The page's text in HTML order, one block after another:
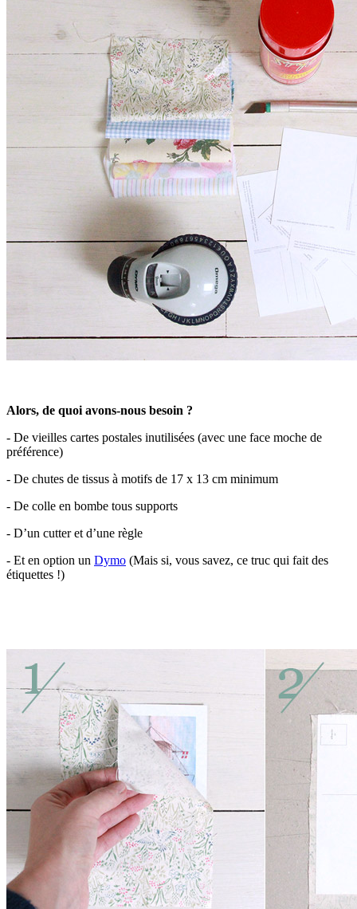
Alors, de quoi avons-nous besoin ?
- De vieilles cartes postales inutilisées (avec une face moche de
préférence)
- De chutes de tissus à motifs de 17 x 13 cm minimum
- De colle en bombe tous supports
- D’un cutter et d’une règle
- Et en option un Dymo (Mais si, vous savez, ce truc qui fait des
étiquettes !)